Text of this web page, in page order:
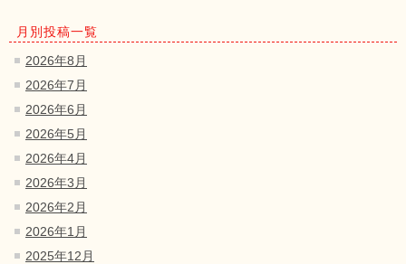
月別投稿一覧
2026年8月
2026年7月
2026年6月
2026年5月
2026年4月
2026年3月
2026年2月
2026年1月
2025年12月